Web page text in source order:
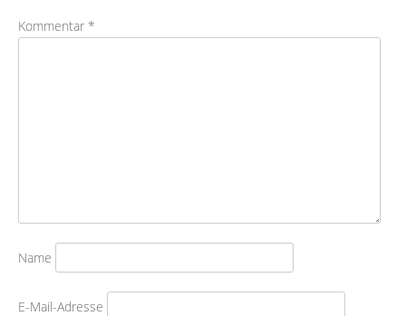
Kommentar *
Name
E-Mail-Adresse